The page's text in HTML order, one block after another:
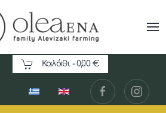
Καλάθι -0,00 €